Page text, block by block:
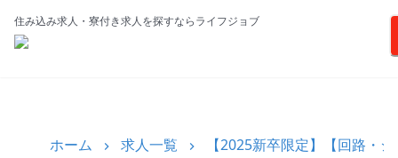
住み込み求人・寮付き求人を探すならライフジョブ
ホーム 求人一覧 【2025新卒限定】【回路・